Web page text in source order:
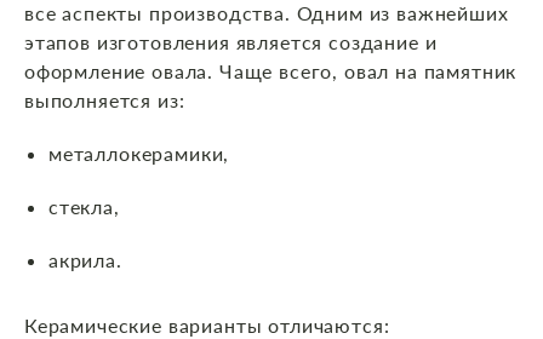
все аспекты производства. Одним из важнейших
этапов изготовления является создание и
оформление овала. Чаще всего, овал на памятник
выполняется из:
металлокерамики,
стекла,
акрила.
Керамические варианты отличаются: